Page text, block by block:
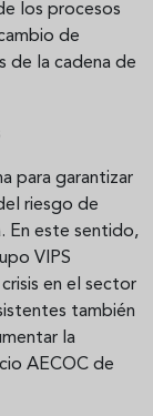
los procesos
de
de la cadena de
para garantizar
riesgo de
En este sentido,
VIPS
en el sector
también
la
AECOC de